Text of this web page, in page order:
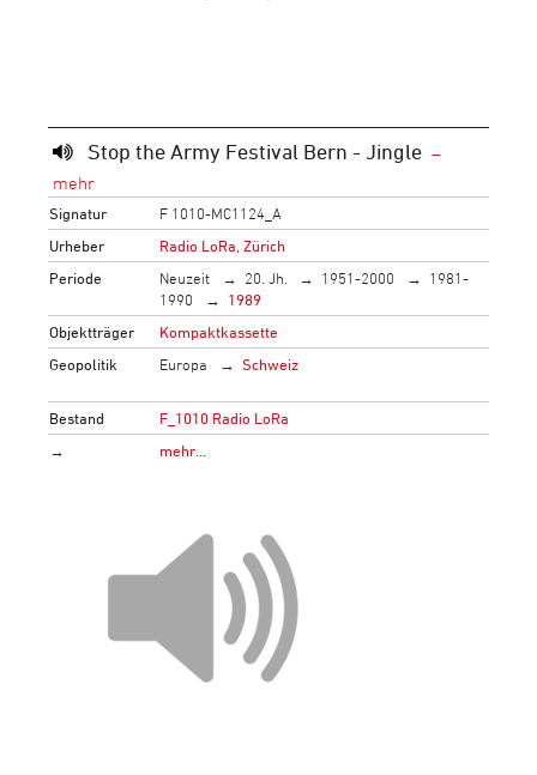
Stop the Army Festival Bern - Jingle
Signatur
F 1010-MC1124_A
Urheber
Radio LoRa, Zürich
Periode
Neuzeit 20. Jh. 1951-2000
1981-
1990
1989
Objektträger
Kompaktkassette
Geopolitik
Europa Schweiz
Bestand
F_1010 Radio LoRa
→
mehr…